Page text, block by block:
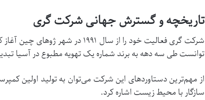
تاریخچه و گسترش جهانی شرکت گری
شرکت گری فعالیت خود را از سال ۱۹۹۱ در شهر ژوهای چین آغاز کرد و با تمرکز بر نوآوری و تحقیق و توسعه (
توانست طی سه دهه به برند شماره یک تهویه مطبوع در آسیا
از مهم‌ترین دستاوردهای این شرکت می‌توان به تولید اولین
سازگار با محیط زیست اشاره کرد.